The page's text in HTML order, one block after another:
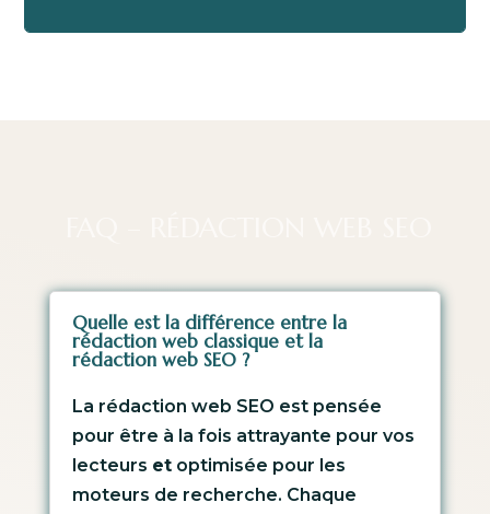
Quelle est la différence entre la
rédaction web classique et la
rédaction web SEO ?
La rédaction web SEO est pensée
pour être à la fois attrayante pour vos
lecteurs etoptimisée pour les
moteurs de recherche. Chaque